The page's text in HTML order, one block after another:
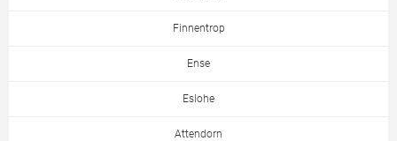
Finnentrop
Ense
Eslohe
Attendorn